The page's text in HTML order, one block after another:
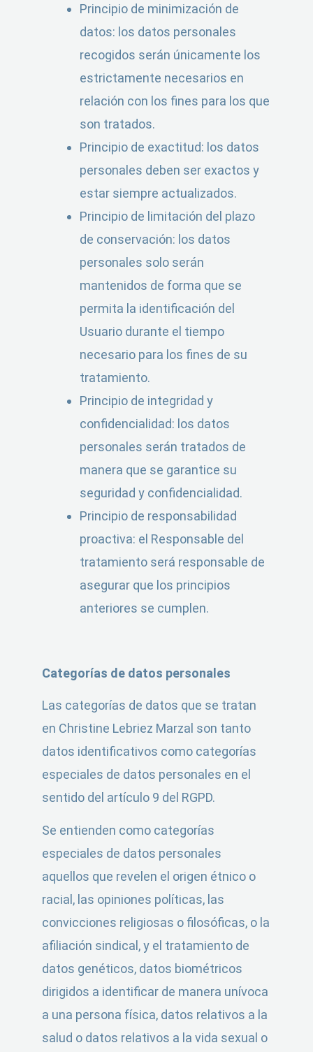
Principio de minimización de
datos: los datos personales
recogidos serán únicamente los
estrictamente necesarios en
relación con los fines para los que
son tratados.
Principio de exactitud: los datos
personales deben ser exactos y
estar siempre actualizados.
Principio de limitación del plazo
de conservación: los datos
personales solo serán
mantenidos de forma que se
permita la identificación del
Usuario durante el tiempo
necesario para los fines de su
tratamiento.
Principio de integridad y
confidencialidad: los datos
personales serán tratados de
manera que se garantice su
seguridad y confidencialidad.
Principio de responsabilidad
proactiva: el Responsable del
tratamiento será responsable de
asegurar que los principios
anteriores se cumplen.
Categorías de datos personales
Las categorías de datos que se tratan
en Christine Lebriez Marzal son tanto
datos identificativos como categorías
especiales de datos personales en el
sentido del artículo 9 del RGPD.
Se entienden como categorías
especiales de datos personales
aquellos que revelen el origen étnico o
racial, las opiniones políticas, las
convicciones religiosas o filosóficas, o la
afiliación sindical, y el tratamiento de
datos genéticos, datos biométricos
dirigidos a identificar de manera unívoca
a una persona física, datos relativos a la
salud o datos relativos a la vida sexual o